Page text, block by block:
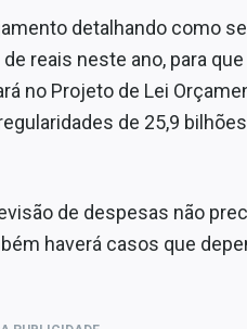
detalhando como
reais neste ano, para
no Projeto de Lei
de 25,9 bilhões
de despesas não
haverá casos que